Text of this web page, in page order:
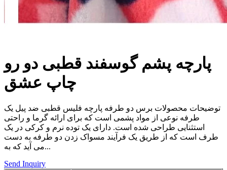
پارچه پشم گوسفند قطبی دو رو
چاپ عشق
توضیحات محصولات برس دو طرفه پارچه فلیس قطبی ضد پیل یک
طرفه نوعی از مواد پشمی است که برای ارائه گرما و راحتی
استثنایی طراحی شده است. دارای یک توده نرم و کرکی در یک
طرف است که از طریق یک فرآیند مسواک زدن دو طرفه به دست
می آید که به...
Send Inquiry